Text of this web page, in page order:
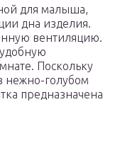
для малыша,
дна изделия.
вентиляцию.
Поскольку
нежно-голубом
предназначена